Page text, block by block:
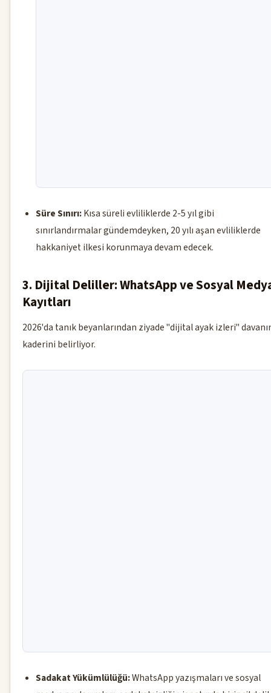
Süre Sınırı:Kısa süreli evliliklerde 2-5 yıl gibi
sınırlandırmalar gündemdeyken, 20 yılı aşan evliliklerde
hakkaniyet ilkesi korunmaya devam edecek.
3. Dijital Deliller: WhatsApp ve Sosyal
Kayıtları
2026'da tanık beyanlarından ziyade "dijital ayak izleri"
kaderini belirliyor.
Sadakat Yükümlülüğü:WhatsApp yazışmaları ve sosyal